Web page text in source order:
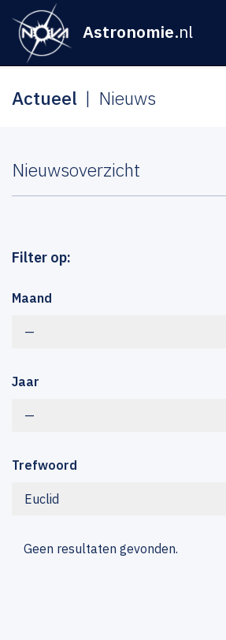
Astronomie.nl
Actueel Nieuws
Nieuwsoverzicht
Filter op:
Maand
—
Jaar
—
Trefwoord
Euclid
Geen resultaten gevonden.